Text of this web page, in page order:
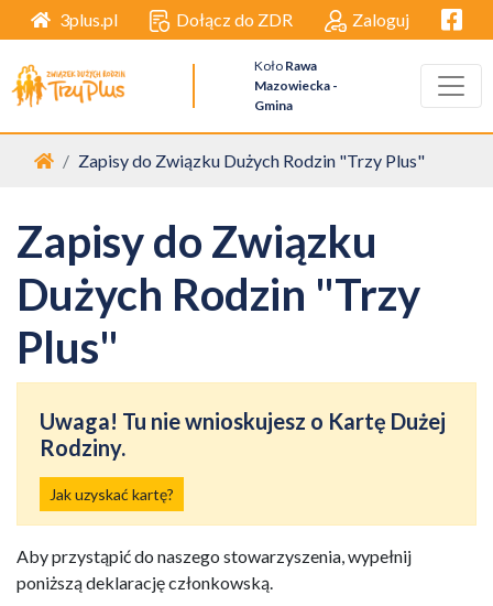
3plus.pl Dołącz do ZDR Zaloguj
Koło Rawa
Mazowiecka -
Gmina
Zapisy do Związku Dużych Rodzin "Trzy Plus"
Zapisy do Związku
Dużych Rodzin "Trzy
Plus"
Uwaga! Tu nie wnioskujesz o Kartę Dużej
Rodziny.
Jak uzyskać kartę?
Aby przystąpić do naszego stowarzyszenia, wypełnij
poniższą deklarację członkowską.